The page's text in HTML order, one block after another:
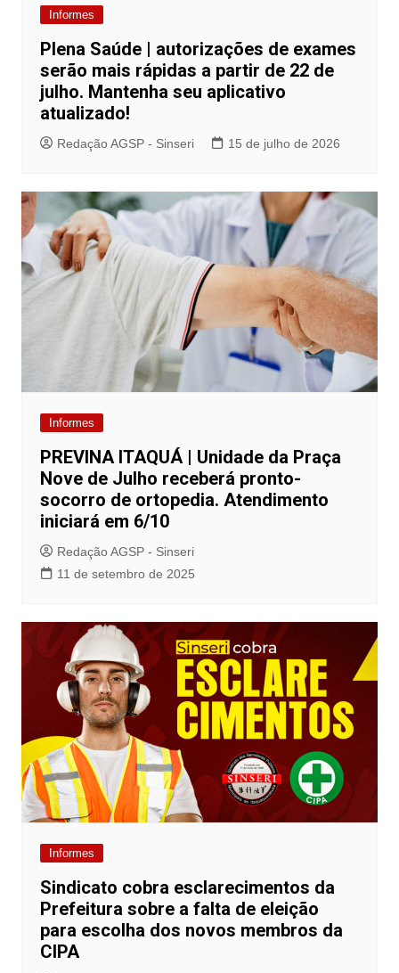
Informes
Plena Saúde | autorizações de exames
serão mais rápidas a partir de 22 de
julho. Mantenha seu aplicativo
atualizado!
Redação AGSP - Sinseri 15 de julho de 2026
Informes
PREVINA ITAQUÁ | Unidade da Praça
Nove de Julho receberá pronto-
socorro de ortopedia. Atendimento
iniciará em 6/10
Redação AGSP - Sinseri
11 de setembro de 2025
Informes
Sindicato cobra esclarecimentos da
Prefeitura sobre a falta de eleição
para escolha dos novos membros da
CIPA